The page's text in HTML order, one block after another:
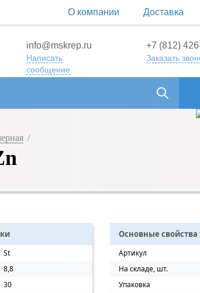
О компании Доставка
info@mskrep.ru
Написать
сообщение
+7 (812)
Заказать
/
St
8,8
30
Основные свойства
Артикул
На складе, шт.
Упаковка